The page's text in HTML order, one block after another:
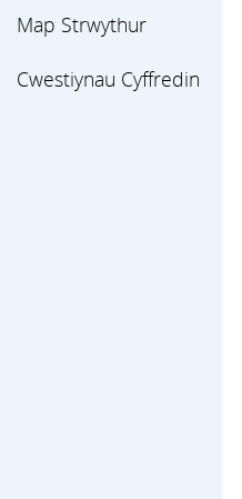
Map Strwythur
Cwestiynau Cyffredin